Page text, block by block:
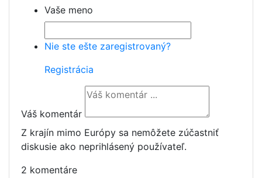
Vaše meno
Nie ste ešte zaregistrovaný?
Registrácia
Váš komentár
Z krajín mimo Európy sa nemôžete zúčastniť
diskusie ako neprihlásený používateľ.
2 komentáre